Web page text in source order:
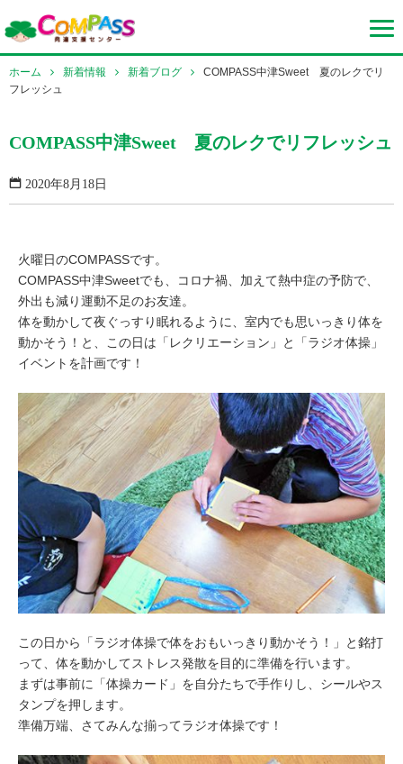
ホーム 新着情報 新着ブログ
COMPASS中津Sweet 夏のレクでリ
フレッシュ
COMPASS中津Sweet 夏のレクでリフレッシュ
2020年8月18日
火曜日のCOMPASSです。
COMPASS中津Sweetでも、コロナ禍、加えて熱中症の予防で、
外出も減り運動不足のお友達。
体を動かして夜ぐっすり眠れるように、室内でも思いっきり体を
動かそう！と、この日は「レクリエーション」と「ラジオ体操」
イベントを計画です！
この日から「ラジオ体操で体をおもいっきり動かそう！」と銘打
って、体を動かしてストレス発散を目的に準備を行います。
まずは事前に「体操カード」を自分たちで手作りし、シールやス
タンプを押します。
準備万端、さてみんな揃ってラジオ体操です！